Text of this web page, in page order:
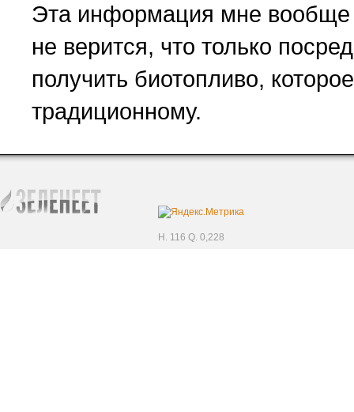
Эта информация мне вообще
не верится, что только
получить биотопливо,
традиционному.
H. 116 Q. 0,228